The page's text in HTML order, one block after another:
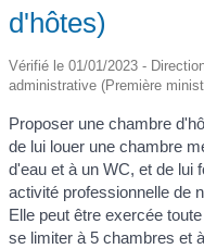
d'hôtes)
Vérifié le 01/01/2023 -
administrative (Première
Proposer une chambre
de lui louer une chambre
d'eau et à un WC, et de lui
activité professionnelle de
Elle peut être exercée
se limiter à 5 chambres et